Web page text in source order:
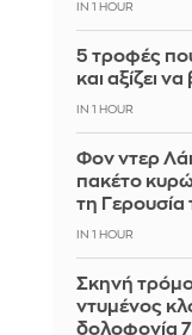
IN 1 HOUR
5 τροφές
και αξίζει
IN 1 HOUR
Φον ντερ
πακέτο
τη
IN 1 HOUR
Σκηνή
ντυμένος
δολοφονία